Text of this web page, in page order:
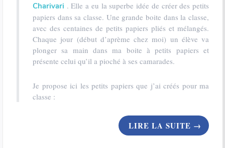
Charivari . Elle a eu la superbe idée de créer des petits
papiers dans sa classe. Une grande boite dans la classe,
avec des centaines de petits papiers pliés et mélangés.
Chaque jour (début d’aprème chez moi) un élève va
plonger sa main dans ma boite à petits papiers et
présente celui qu’il a pioché à ses camarades.
Je propose ici les petits papiers que j’ai créés pour ma
classe :
LIRE LA SUITE →